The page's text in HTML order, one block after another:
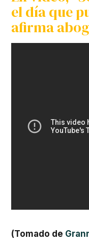
el día que
afirma
(Tomado de